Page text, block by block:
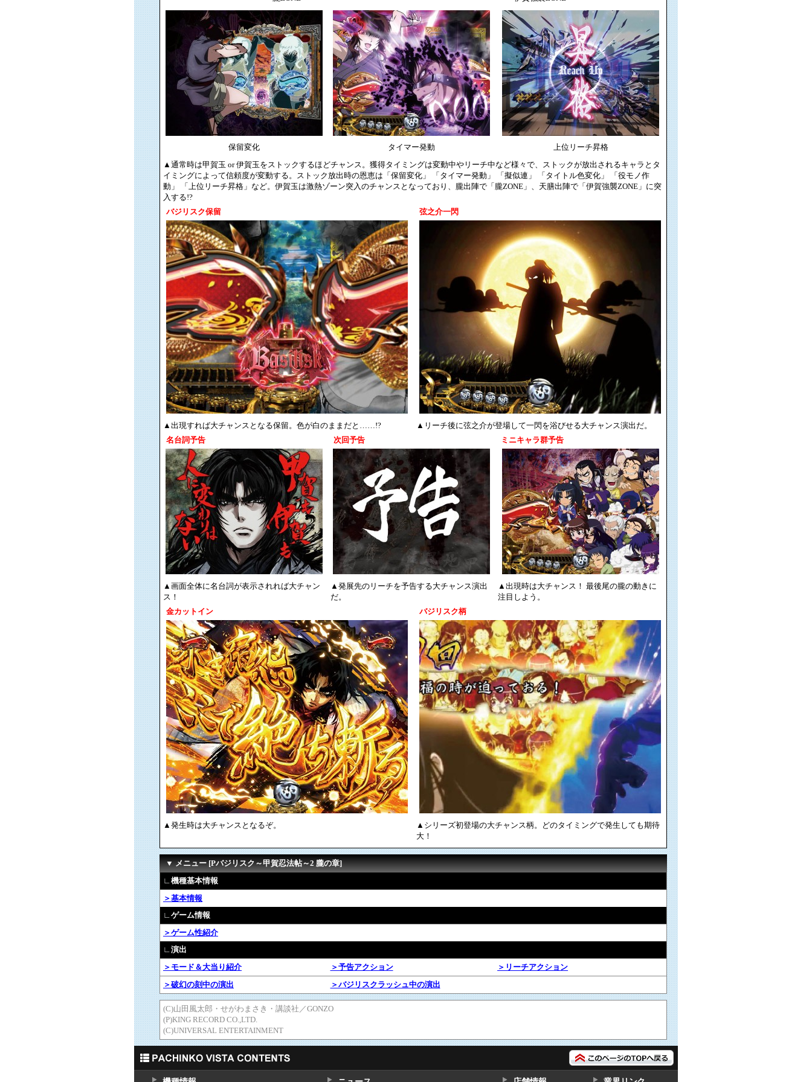
保留変化 タイマー発動
上位リーチ昇格
▲通常時は甲賀玉 or 伊賀玉をストックするほどチャンス。獲得タイミングは変動中やリーチ中など様々で、ストックが放出されるキャラとタ
イミングによって信頼度が変動する。ストック放出時の恩恵は「保留変化」 「タイマー発動」 「擬似連」 「タイトル色変化」 「役モノ作
動」 「上位リーチ昇格」など。伊賀玉は激熱ゾーン突入のチャンスとなっており、朧出陣で「朧ZONE」、天膳出陣で「伊賀強襲ZONE」に突
入する!?
バジリスク保留
弦之介一閃
▲出現すれば大チャンスとなる保留。色が白のままだと……!?
▲リーチ後に弦之介が登場して一閃を浴びせる大チャンス演出だ。
名台詞予告
次回予告 ミニキャラ群予告
▲画面全体に名台詞が表示されれば大チャン
ス！
▲発展先のリーチを予告する大チャンス演出
だ。
▲出現時は大チャンス！ 最後尾の朧の動きに
注目しよう。
金カットイン
バジリスク柄
▲発生時は大チャンスとなるぞ。
▲シリーズ初登場の大チャンス柄。どのタイミングで発生しても期待
大！
▼ メニュー [Pバジリスク～甲賀忍法帖～2 朧の章]
∟機種基本情報
＞基本情報
∟ゲーム情報
＞ゲーム性紹介
∟演出
＞モード＆大当り紹介
＞予告アクション
＞リーチアクション
＞破幻の刻中の演出
＞バジリスクラッシュ中の演出
(C)山田風太郎・せがわまさき・講談社／GONZO
(P)KING RECORD CO.,LTD.
(C)UNIVERSAL ENTERTAINMENT